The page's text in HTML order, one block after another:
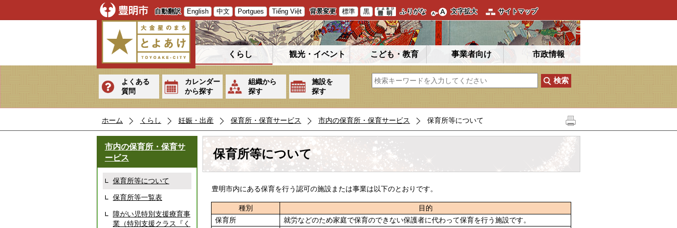
自動翻訳 English 中文 Portgues Tiếng Việt 背景変更 標準 黒 ふりがな 文字拡大 サイトマップ
くらし 観光・イベント こども・教育 事業者向け 市政情報
よくある
質問
カレンダー
から探す
組織から
探す
施設を
探す
ホーム くらし 妊娠・出産 保育所・保育サービス 市内の保育所・保育サービス 保育所等について
市内の保育所・保育サ
ービス
保育所等について
保育所等一覧表
障がい児特別支援療育事
業（特別支援クラス『く
保育所等について
豊明市内にある保育を行う認可の施設または事業は以下のとおりです。
種別
目的
保育所
就労などのため家庭で保育のできない保護者に代わって保育を行う施設です。